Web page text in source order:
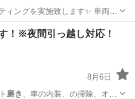
ィングを実施致します✨ 車両
！※夜間引っ越し対応！
8月6日
ト 磨き 、車の内装、の掃除、オイ